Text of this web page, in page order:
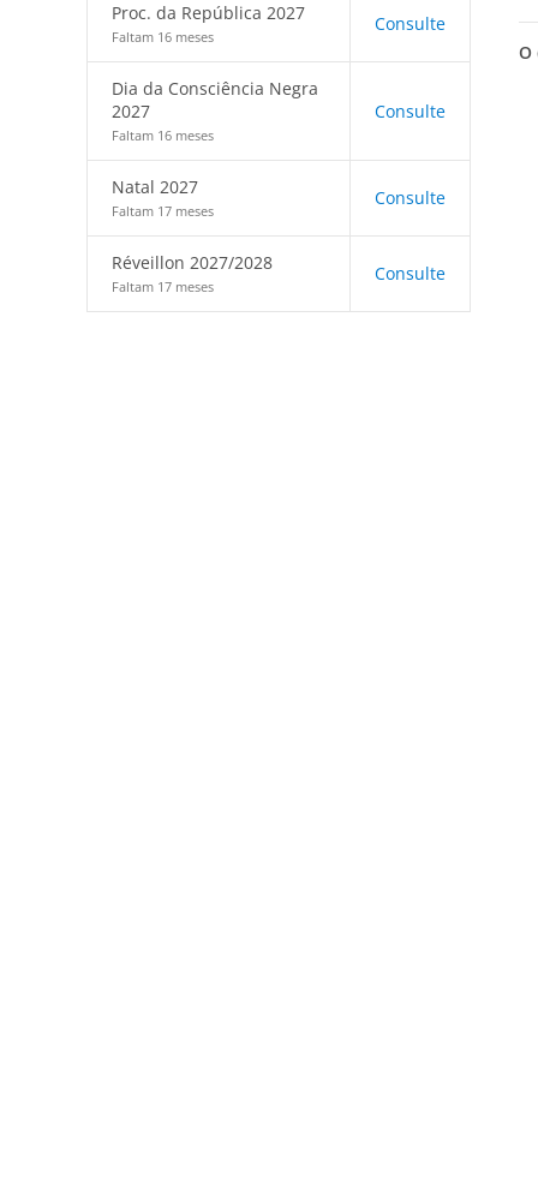
Proc. da República 2027
Faltam 16 meses
Consulte
Dia da Consciência Negra
2027
Faltam 16 meses
Consulte
Natal 2027
Faltam 17 meses
Consulte
Réveillon 2027/2028
Faltam 17 meses
Consulte
O